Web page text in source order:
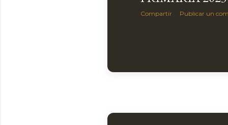
Compartir Publicar un